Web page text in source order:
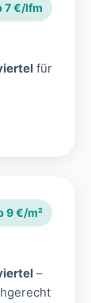
7 €/lfm
für
9 €/m²
–